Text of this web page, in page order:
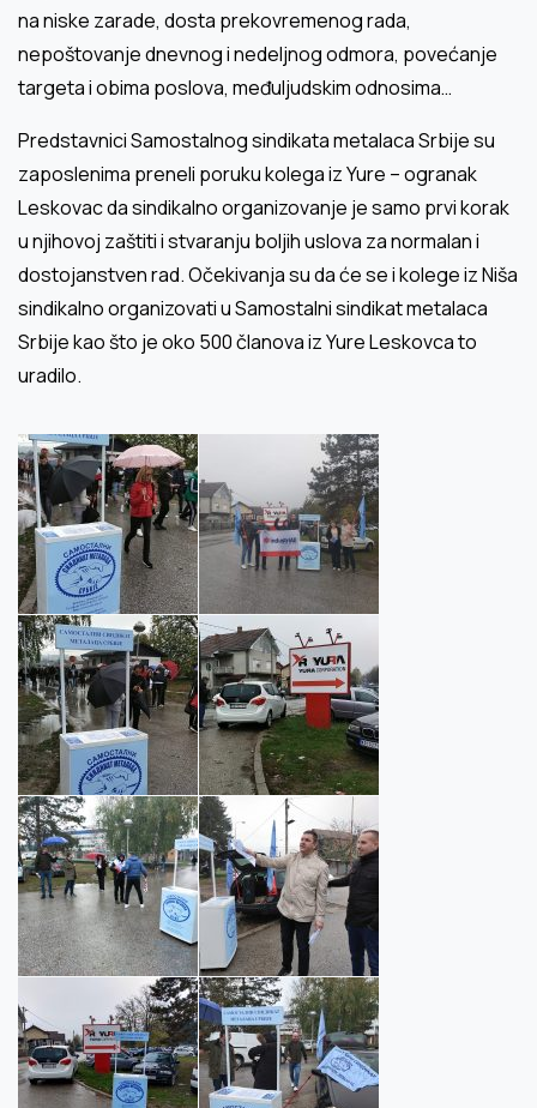
na niske zarade, dosta prekovremenog rada,
nepoštovanje dnevnog i nedeljnog odmora, povećanje
targeta i obima poslova, međuljudskim odnosima…
Predstavnici Samostalnog sindikata metalaca Srbije su
zaposlenima preneli poruku kolega iz Yure – ogranak
Leskovac da sindikalno organizovanje je samo prvi korak
u njihovoj zaštiti i stvaranju boljih uslova za normalan i
dostojanstven rad. Očekivanja su da će se i kolege iz Niša
sindikalno organizovati u Samostalni sindikat metalaca
Srbije kao što je oko 500 članova iz Yure Leskovca to
uradilo.